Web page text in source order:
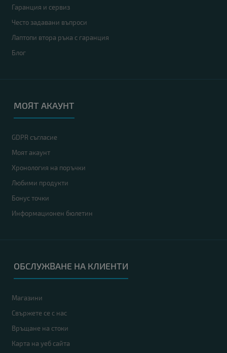
Гаранция и сервиз
Често задавани въпроси
Лаптопи втора ръка с гаранция
Блог
МОЯТ АКАУНТ
GDPR съгласие
Моят акаунт
Хронология на поръчки
Любими продукти
Бонус точки
Информационен бюлетин
ОБСЛУЖВАНЕ НА КЛИЕНТИ
Магазини
Свържете се с нас
Връщане на стоки
Карта на уеб сайта